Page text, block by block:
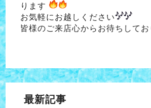
ります
お気軽にお越しください
皆様のご来店心からお待ちしてお
最新記事